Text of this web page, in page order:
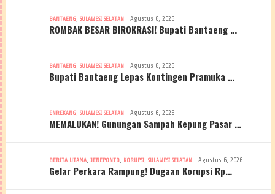
BANTAENG, SULAWESI SELATAN Agustus 6, 2026
ROMBAK BESAR BIROKRASI! Bupati Bantaeng …
BANTAENG, SULAWESI SELATAN Agustus 6, 2026
Bupati Bantaeng Lepas Kontingen Pramuka …
ENREKANG, SULAWESI SELATAN Agustus 6, 2026
MEMALUKAN! Gunungan Sampah Kepung Pasar …
BERITA UTAMA, JENEPONTO, KORUPSI, SULAWESI SELATAN Agustus 6, 2026
Gelar Perkara Rampung! Dugaan Korupsi Rp…